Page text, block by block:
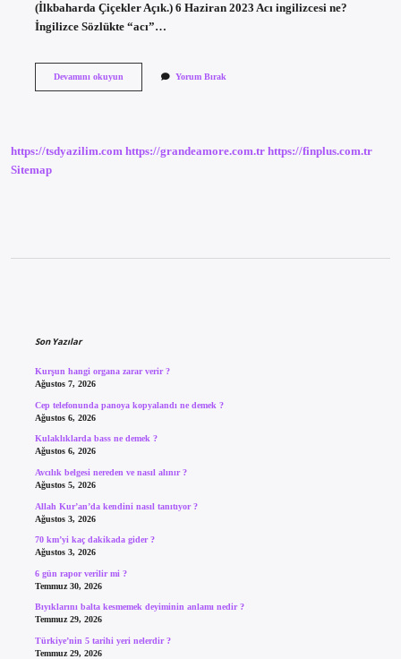
(İlkbaharda Çiçekler Açık.) 6 Haziran 2023 Acı ingilizcesi ne?
İngilizce Sözlükte “acı”…
Devamını okuyunAcılı
Yorum Bırak
https://tsdyazilim.com https://grandeamore.com.tr https://finplus.com.tr
Sitemap
Son Yazılar
Kurşun hangi organa zarar verir ?
Ağustos 7, 2026
Cep telefonunda panoya kopyalandı ne demek ?
Ağustos 6, 2026
Kulaklıklarda bass ne demek ?
Ağustos 6, 2026
Avcılık belgesi nereden ve nasıl alınır ?
Ağustos 5, 2026
Allah Kur’an’da kendini nasıl tanıtıyor ?
Ağustos 3, 2026
70 km’yi kaç dakikada gider ?
Ağustos 3, 2026
6 gün rapor verilir mi ?
Temmuz 30, 2026
Bıyıklarını balta kesmemek deyiminin anlamı nedir ?
Temmuz 29, 2026
Türkiye’nin 5 tarihi yeri nelerdir ?
Temmuz 29, 2026